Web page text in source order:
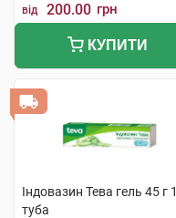
від 200.00 грн
КУПИТИ
Індовазин Тева гель 45 г 1
туба